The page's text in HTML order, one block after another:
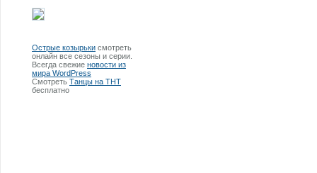
Острые козырьки смотреть
онлайн все сезоны и серии.
Всегда свежие новости из
мира WordPress
Смотреть Танцы на ТНТ
бесплатно